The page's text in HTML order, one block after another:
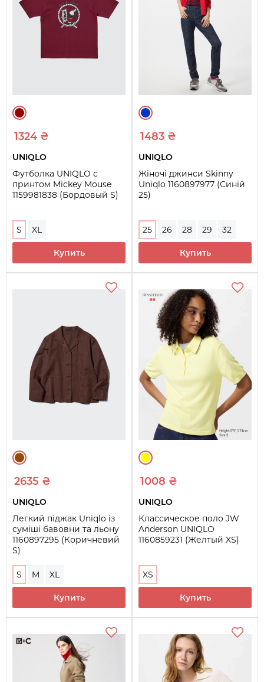
1324 ₴
UNIQLO
Футболка UNIQLO с
принтом Mickey Mouse
1159981838 (Бордовый S)
S XL
Купить
1483 ₴
UNIQLO
Жіночі джинси Skinny
Uniqlo 1160897977 (Синій
25)
25 26 28 29 32
Купить
2635 ₴
UNIQLO
Легкий піджак Uniqlo із
суміші бавовни та льону
1160897295 (Коричневий
S)
S M XL
Купить
1008 ₴
UNIQLO
Классическое поло JW
Anderson UNIQLO
1160859231 (Желтый XS)
XS
Купить